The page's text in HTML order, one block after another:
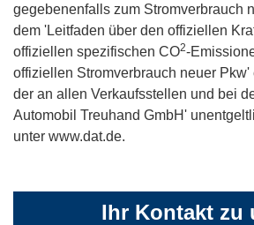
gegebenenfalls zum Stromverbrauch
dem 'Leitfaden über den offiziellen
offiziellen spezifischen CO2-
offiziellen Stromverbrauch neuer Pkw'
der an allen Verkaufsstellen und bei
Automobil Treuhand GmbH'
unter www.dat.de.
Ihr Kontakt zu